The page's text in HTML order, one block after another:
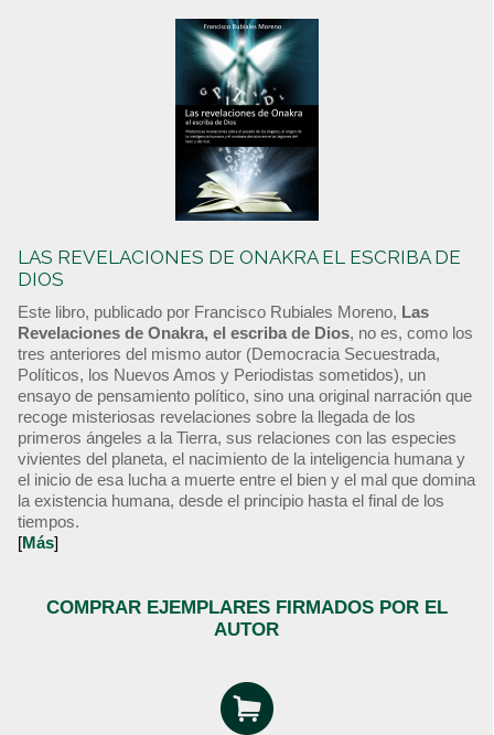
LAS REVELACIONES DE ONAKRA EL ESCRIBA DE
DIOS
Este libro, publicado por Francisco Rubiales Moreno, Las
Revelaciones de Onakra, el escriba de Dios, no es, como los
tres anteriores del mismo autor (Democracia Secuestrada,
Políticos, los Nuevos Amos y Periodistas sometidos), un
ensayo de pensamiento político, sino una original narración que
recoge misteriosas revelaciones sobre la llegada de los
primeros ángeles a la Tierra, sus relaciones con las especies
vivientes del planeta, el nacimiento de la inteligencia humana y
el inicio de esa lucha a muerte entre el bien y el mal que domina
la existencia humana, desde el principio hasta el final de los
tiempos.
[Más]
COMPRAR EJEMPLARES FIRMADOS POR EL
AUTOR